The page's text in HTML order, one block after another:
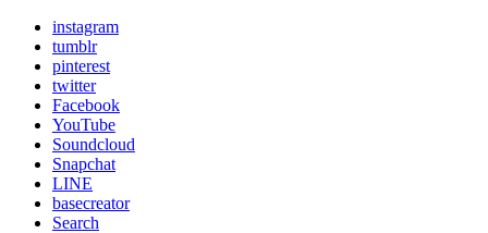
instagram
tumblr
pinterest
twitter
Facebook
YouTube
Soundcloud
Snapchat
LINE
basecreator
Search